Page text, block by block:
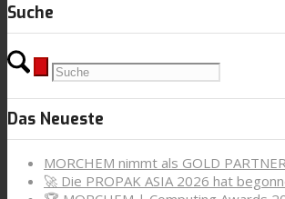
Menü
Suche
Das Neueste
MORCHEM nimmt als GOLD
🚀 Die PROPAK ASIA 2026 hat